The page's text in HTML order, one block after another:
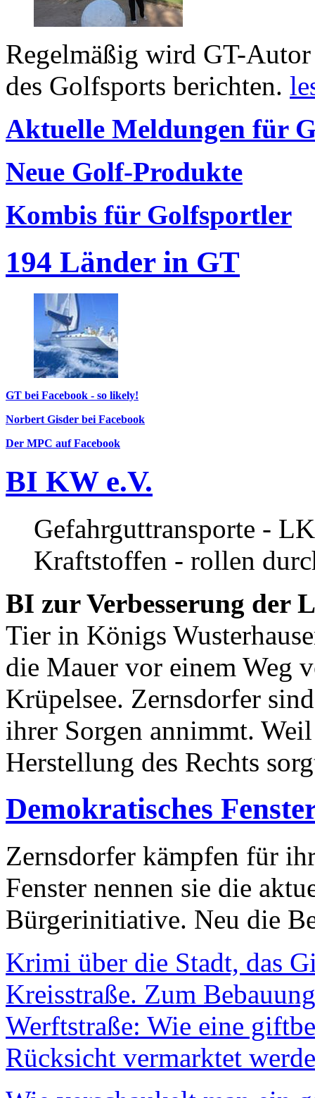
Regelmäßig wird GT-
des Golfsports berichten.
Aktuelle Meldungen für
Neue Golf-Produkte
Kombis für Golfsportler
194 Länder in GT
GT bei Facebook - so likely!
Norbert Gisder bei Facebook
Der MPC auf Facebook
BI KW e.V.
Gefahrguttransporte -
Kraftstoffen - rollen
BI zur Verbesserung der
Tier in Königs
die Mauer vor einem Weg
Krüpelsee. Zernsdorfer
ihrer Sorgen annimmt.
Herstellung des Rechts
Demokratisches
Zernsdorfer kämpfen für
Fenster nennen sie die
Bürgerinitiative. Neu die
Krimi über die Stadt, das
Kreisstraße. Zum
Werftstraße: Wie eine
Rücksicht vermarktet